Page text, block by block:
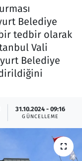
Belediye
tedbir olarak
Vali
Belediye
31.10.2024 - 09:16
GÜNCELLEME